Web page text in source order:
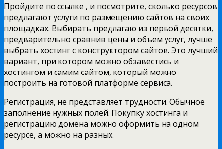
Пройдите по ссылке , и посмотрите, сколько ресурсов
предлагают услуги по размещению сайтов на своих
площадках. Выбирать предлагаю из первой десятки,
предварительно сравнив цены и объем услуг, лучше
выбрать хостинг с конструктором сайтов. Это лучший
вариант, при котором можно обзавестись и
хостингом и самим сайтом, который можно
построить на готовой платформе сервиса.
Регистрация, не представляет трудности. Обычное
заполнение нужных полей. Покупку хостинга и
регистрацию домена можно оформить на одном
ресурсе, а можно на разных.